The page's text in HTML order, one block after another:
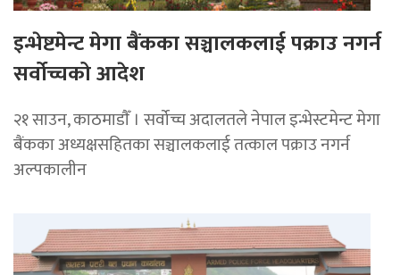
इन्भेष्टमेन्ट मेगा बैंकका सञ्चालकलाई पक्राउ नगर्न
सर्वोच्चको आदेश
२१ साउन, काठमाडाैँ । सर्वोच्च अदालतले नेपाल इन्भेस्टमेन्ट मेगा
बैंकका अध्यक्षसहितका सञ्चालकलाई तत्काल पक्राउ नगर्न
अल्पकालीन